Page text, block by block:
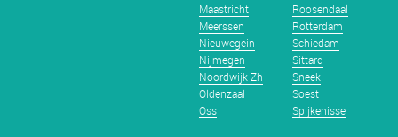
Maastricht
Meerssen
Nieuwegein
Nijmegen
Noordwijk Zh
Oldenzaal
Oss
Roosendaal
Rotterdam
Schiedam
Sittard
Sneek
Soest
Spijkenisse